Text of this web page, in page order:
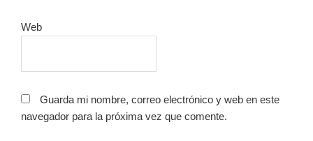
Web
Guarda mi nombre, correo electrónico y web en este
navegador para la próxima vez que comente.